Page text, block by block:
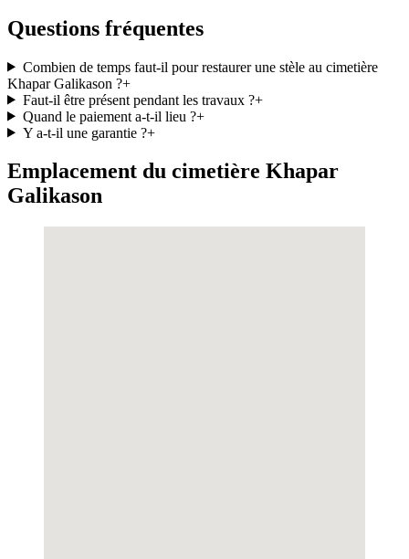
Questions fréquentes
Combien de temps faut-il pour restaurer une stèle au cimetière
Khapar Galikason ?+
Faut-il être présent pendant les travaux ?+
Quand le paiement a-t-il lieu ?+
Y a-t-il une garantie ?+
Emplacement du cimetière Khapar
Galikason